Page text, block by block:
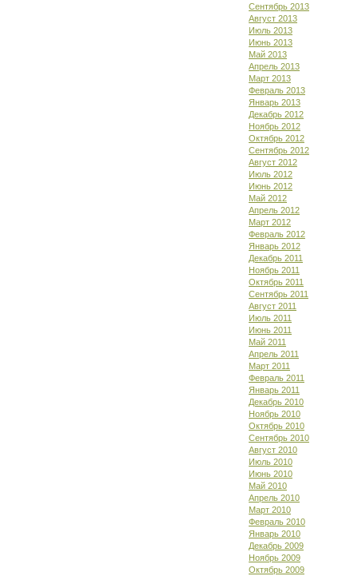
Сентябрь 2013
Август 2013
Июль 2013
Июнь 2013
Май 2013
Апрель 2013
Март 2013
Февраль 2013
Январь 2013
Декабрь 2012
Ноябрь 2012
Октябрь 2012
Сентябрь 2012
Август 2012
Июль 2012
Июнь 2012
Май 2012
Апрель 2012
Март 2012
Февраль 2012
Январь 2012
Декабрь 2011
Ноябрь 2011
Октябрь 2011
Сентябрь 2011
Август 2011
Июль 2011
Июнь 2011
Май 2011
Апрель 2011
Март 2011
Февраль 2011
Январь 2011
Декабрь 2010
Ноябрь 2010
Октябрь 2010
Сентябрь 2010
Август 2010
Июль 2010
Июнь 2010
Май 2010
Апрель 2010
Март 2010
Февраль 2010
Январь 2010
Декабрь 2009
Ноябрь 2009
Октябрь 2009